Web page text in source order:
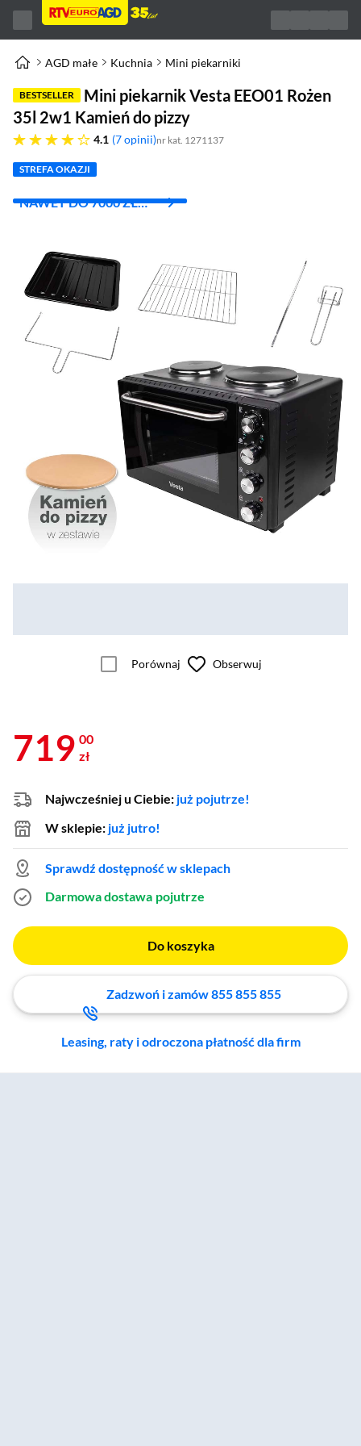
AGD małe Kuchnia Mini piekarniki
BESTSELLER
Mini piekarnik Vesta EEO01 Rożen
35l 2w1 Kamień do pizzy
4.1
4.1 gwiazdek 7 opinii nr kat. 1271137
STREFA OKAZJI
NAWET DO 7000 ZŁ
Porównaj Obserwuj
719 00
zł
Najwcześniej u Ciebie: już pojutrze!
W sklepie: już jutro!
Sprawdź dostępność w sklepach
Darmowa dostawa pojutrze
Do koszyka
Zadzwoń i zamów 855 855 855
Leasing, raty i odroczona płatność dla firm